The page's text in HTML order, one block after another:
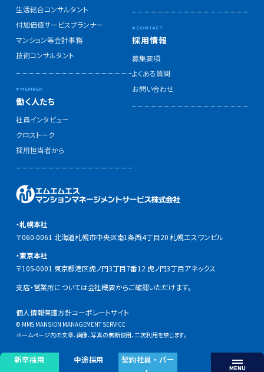
・札幌本社
〒060-0061 北海道札幌市中央区南1条西4丁目20 札幌エスワンビル
・東京本社
〒105-0001 東京都港区虎ノ門3丁目7番12 虎ノ門3丁目アネックス
支店・営業所については会社概要からご確認いただけます。
個人情報保護方針コーポレートサイト
© MMS MANSION MANAGEMENT SERVICE
ホームページ内の文章、画像、写真の無断使用、二次利用を禁じます。
生活総合コンサルタント
付加価値サービスプランナー
マンション等会計事務
技術コンサルタント
働く人たち
社員インタビュー
クロストーク
採用担当者から
採用情報
募集要項
よくある質問
お問い合わせ
新卒採用 中途採用
契約社員・パー
MENU